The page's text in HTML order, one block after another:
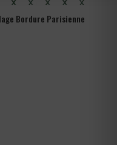
Bordure Parisienne